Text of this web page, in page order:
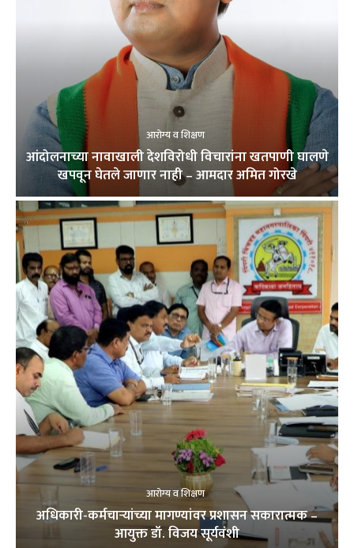
आरोग्य व शिक्षण
आंदोलनाच्या नावाखाली देशविरोधी विचारांना खतपाणी घालणे
खपवून घेतले जाणार नाही – आमदार अमित गोरखे
आरोग्य व शिक्षण
अधिकारी-कर्मचाऱ्यांच्या मागण्यांवर प्रशासन सकारात्मक –
आयुक्त डॉ. विजय सूर्यवंशी